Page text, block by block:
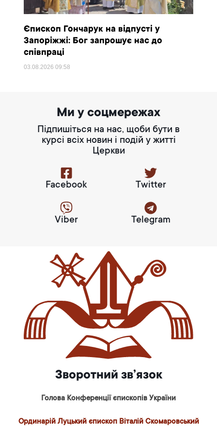
Єпископ Гончарук на відпусті у
Запоріжжі: Бог запрошує нас до
співпраці
03.08.202609:58
Ми у соцмережах
Підпишіться на нас, щоби бути в
курсі всіх новин і подій у житті
Церкви
Facebook Twitter
Viber Telegram
Зворотний зв’язок
Голова Конференції єпископів України
Ординарій Луцький єпископ Віталій Скомаровський